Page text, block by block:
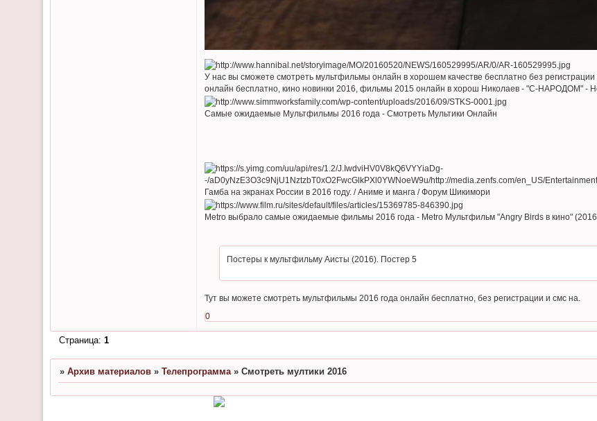
У нас вы сможете смотреть мультфильмы онлайн в хорошем качестве бесплатно без
онлайн бесплатно, кино новинки 2016, фильмы 2015 онлайн в хорош Николаев - "С-НАРОДОМ" -
Самые ожидаемые Мультфильмы 2016 года - Смотреть Мультики Онлайн
Гамба на экранах России в 2016 году. / Аниме и манга / Форум Шикимори
Metro выбрало самые ожидаемые фильмы 2016 года - Metro Мультфильм "Angry Birds в кино"
Постеры к мультфильму Аисты (2016). Постер 5
Тут вы можете смотреть мультфильмы 2016 года онлайн бесплатно, без регистрации и смс на.
0
Страница: 1
» Архив материалов » Телепрограмма » Смотреть мултики 2016